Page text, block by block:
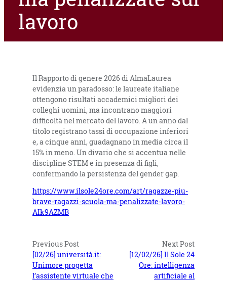
lavoro
Il Rapporto di genere 2026 di AlmaLaurea
evidenzia un paradosso: le laureate italiane
ottengono risultati accademici migliori dei
colleghi uomini, ma incontrano maggiori
difficoltà nel mercato del lavoro. A un anno dal
titolo registrano tassi di occupazione inferiori
e, a cinque anni, guadagnano in media circa il
15% in meno. Un divario che si accentua nelle
discipline STEM e in presenza di figli,
confermando la persistenza del gender gap.
https://www.ilsole24ore.com/art/ragazze-piu-
brave-ragazzi-scuola-ma-penalizzate-lavoro-
AIk9AZMB
Previous Post
[02/26] università.it:
Unimore progetta
l’assistente virtuale che
Next Post
[12/02/26] Il Sole 24
Ore: intelligenza
artificiale al